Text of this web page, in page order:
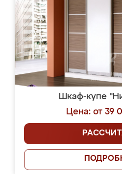
Шкаф-купе
Цена: от 39